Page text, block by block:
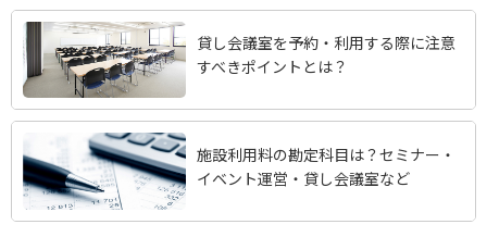
貸し会議室を予約・利用する際に注意
すべきポイントとは？
施設利用料の勘定科目は？セミナー・
イベント運営・貸し会議室など